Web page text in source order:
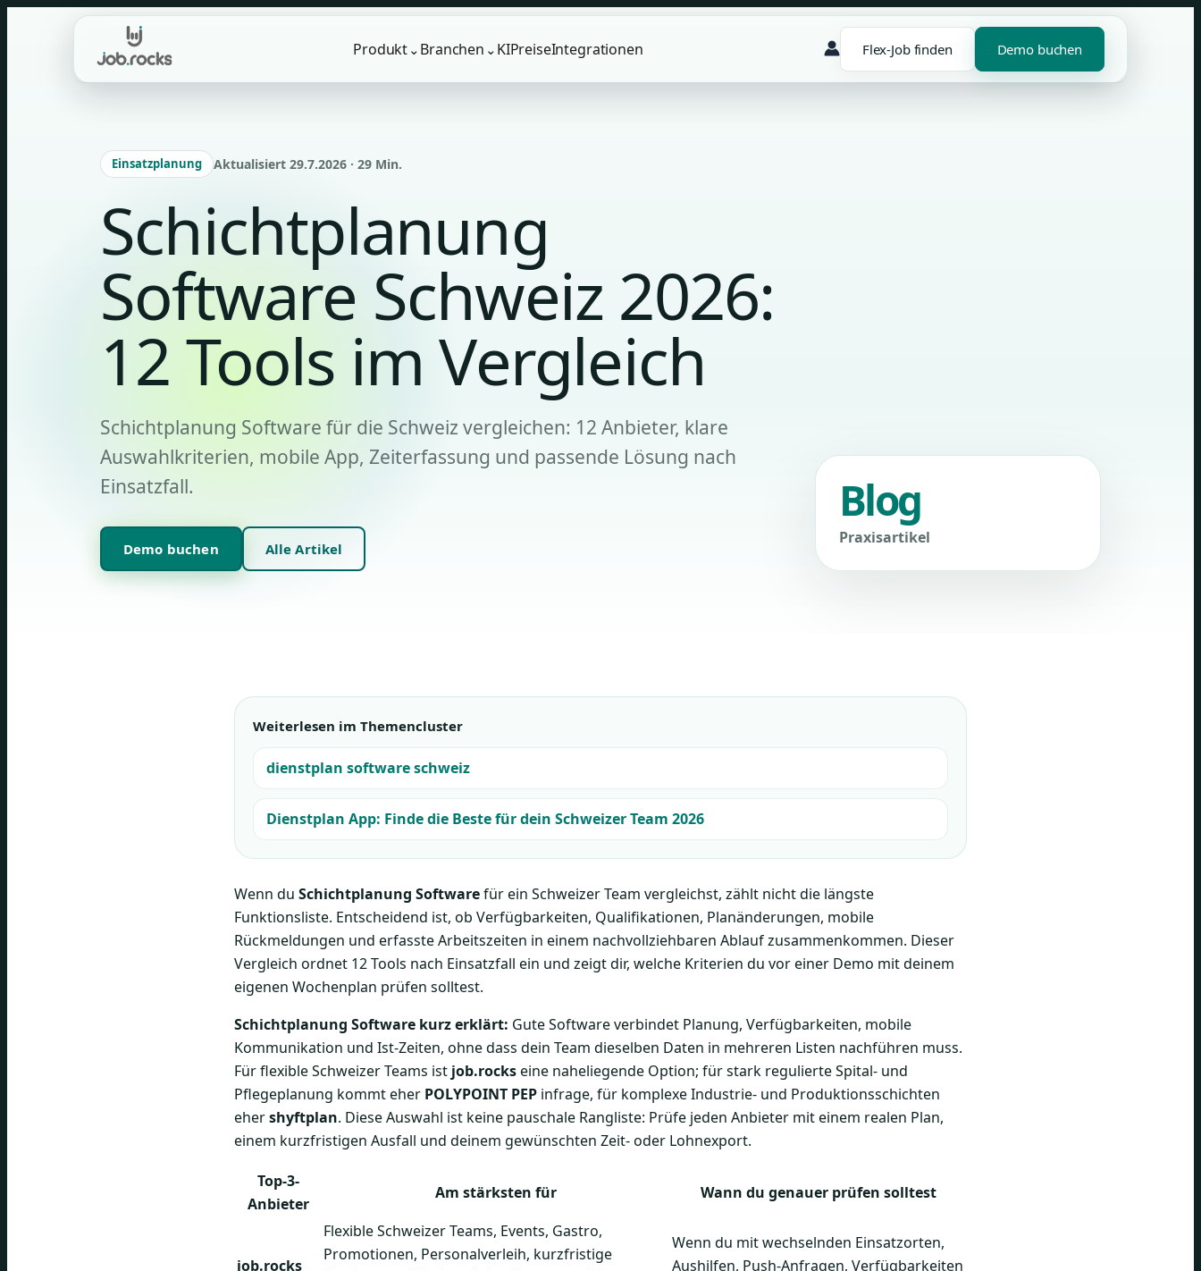
Produkt ⌄ Branchen ⌄ KIPreiseIntegrationen Flex-Job finden Demo buchen
Einsatzplanung Aktualisiert 29.7.2026 · 29 Min.
Schichtplanung
Software Schweiz 2026:
12 Tools im Vergleich
Schichtplanung Software für die Schweiz vergleichen: 12 Anbieter, klare
Auswahlkriterien, mobile App, Zeiterfassung und passende Lösung nach
Einsatzfall.
Demo buchen Alle Artikel
Blog
Praxisartikel
Weiterlesen im Themencluster
dienstplan software schweiz
Dienstplan App: Finde die Beste für dein Schweizer Team 2026
Wenn du Schichtplanung Softwarefür ein Schweizer Team vergleichst, zählt nicht die längste
Funktionsliste. Entscheidend ist, ob Verfügbarkeiten, Qualifikationen, Planänderungen, mobile
Rückmeldungen und erfasste Arbeitszeiten in einem nachvollziehbaren Ablauf zusammenkommen. Dieser
Vergleich ordnet 12 Tools nach Einsatzfall ein und zeigt dir, welche Kriterien du vor einer Demo mit deinem
eigenen Wochenplan prüfen solltest.
Schichtplanung Software kurz erklärt: Gute Software verbindet Planung, Verfügbarkeiten, mobile
Kommunikation und Ist-Zeiten, ohne dass dein Team dieselben Daten in mehreren Listen nachführen muss.
Für flexible Schweizer Teams ist job.rockseine naheliegende Option; für stark regulierte Spital- und
Pflegeplanung kommt eher POLYPOINT PEP infrage, für komplexe Industrie- und Produktionsschichten
ehershyftplan. Diese Auswahl ist keine pauschale Rangliste: Prüfe jeden Anbieter mit einem realen Plan,
einem kurzfristigen Ausfall und deinem gewünschten Zeit- oder Lohnexport.
Top-3-
Anbieter
Am stärksten für Wann du genauer prüfen solltest
job.rocks
Flexible Schweizer Teams, Events, Gastro,
Promotionen, Personalverleih, kurzfristige
Wenn du mit wechselnden Einsatzorten,
Aushilfen, Push-Anfragen, Verfügbarkeiten